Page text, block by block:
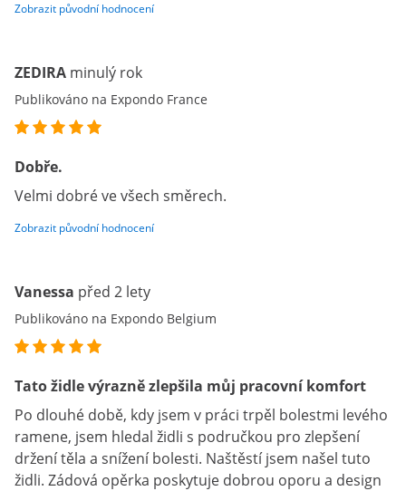
Zobrazit původní hodnocení
ZEDIRA minulý rok
Publikováno na Expondo France
Dobře.
Velmi dobré ve všech směrech.
Zobrazit původní hodnocení
Vanessa před 2 lety
Publikováno na Expondo Belgium
Tato židle výrazně zlepšila můj pracovní komfort
Po dlouhé době, kdy jsem v práci trpěl bolestmi levého
ramene, jsem hledal židli s područkou pro zlepšení
držení těla a snížení bolesti. Naštěstí jsem našel tuto
židli. Zádová opěrka poskytuje dobrou oporu a design